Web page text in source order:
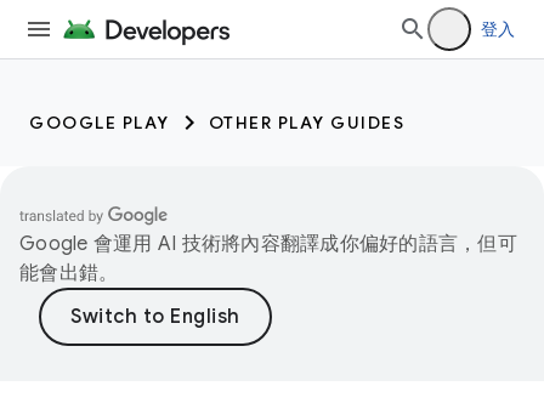
登入
GOOGLE PLAY OTHER PLAY GUIDES
Google 會運用 AI 技術將內容翻譯成你偏好的語言，但可
能會出錯。